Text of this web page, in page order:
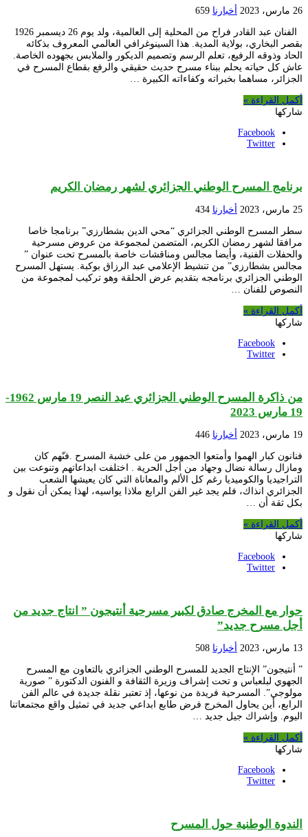
26 مارس، 2023 أخبارنا 659
الفنان عبد القادر فراح من المحلية إلى العالمية، ولد يوم 26 ديسمبر 1926
بقصر البخاري، بولاية المدية. هذا السينوغرافي العالمي المعروف بذكائه
الحاد وذوقه الرفيع، تعلم الرسم وتصميم الديكور والملابس بجهوده الخاصة.
عاش كل حياته يحلم ببناء مسرح حديث حقيقي والرفع بقطاع المسرح في
الجزائر، مساهما بخبراته وكفاءاته الكبيرة …
أكمل القراءة »
شاركها
Facebook
Twitter
برنامج المسرح الوطني الجزائري لشهر رمضان الكريم
25 مارس، 2023 أخبارنا 434
سطر المسرح الوطني الجزائري “محي الدين بشطارزي” برنامجا خاصا
مرافقا لشهر رمضان الكريم، المتضمن لمجموعة من عروض مسرحية
والحفلات الفنية، وأيضا مجالس ومناقشات خاصة بالمسرح تحت عنوان ”
مجالس بشطارزي” من تنشيط الإعلامي عبد الرزاق بوكبة. يستهل المسرح
الوطني الجزائري برنامجه بتقديم عرض الحلقة وهو تركيب لمجموعة من
النصوص للفنان …
أكمل القراءة »
شاركها
Facebook
Twitter
من ذاكرة المسرح الوطني الجزائري عيد النصر 19 مارس 1962-
19 مارس 2023
19 مارس، 2023 أخبارنا 446
فنانون كبار الهموا وأمتعوا الجمهور من على خشبة المسرح .فنّهم كان
ومازال رسالة نضال وجهاد من أجل الحرية . اختلفت ابداعاتهم وتنوعت بين
التراجيديا والكوميديا رغم كل الألم والمعاناة التي كان يعيشها الشعب
الجزائري انذاك، فلم يجد غير الفن الرابع ملاذا يواسيه، لهذا يمكن أن نقول و
بكل ثقة أن …
أكمل القراءة »
شاركها
Facebook
Twitter
حوار مع المخرج صادق لكبير مسرحية أنتيجون ” انتاج جديد من
أجل مسرح جديد”
13 مارس، 2023 أخبارنا 508
” أنتيجون” الإنتاج الجديد للمسرح الوطني الجزائري بالتعاون مع المسرح
الجهوي لبلعباس و تحت إشراف وزيرة الثقافة و الفنون الدكتورة ” صورية
مولوجي”. المسرحية فريدة من نوعها، إذ تعتبر نقلة جديدة في عالم الفن
الرابع، أين يحاول المخرج فرض طابع ابداعي جديد في تمثيل واقع مجتمعاتنا
اليوم. وإشراك جيل جديد …
أكمل القراءة »
شاركها
Facebook
Twitter
الندوة الوطنية حول المسرح